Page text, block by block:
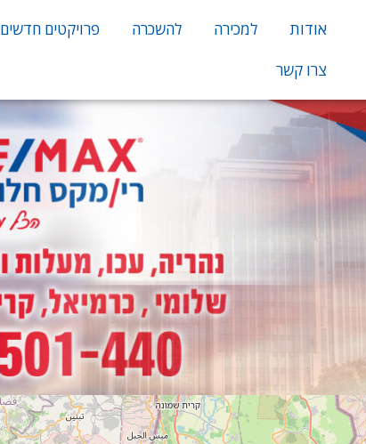
אודות למכירה להשכרה פרויקטים חדשים
צרו קשר